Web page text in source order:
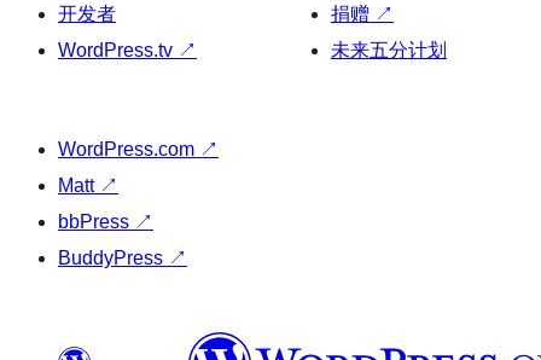
开发者
WordPress.tv ↗
捐赠 ↗
未来五分计划
WordPress.com ↗
Matt ↗
bbPress ↗
BuddyPress ↗